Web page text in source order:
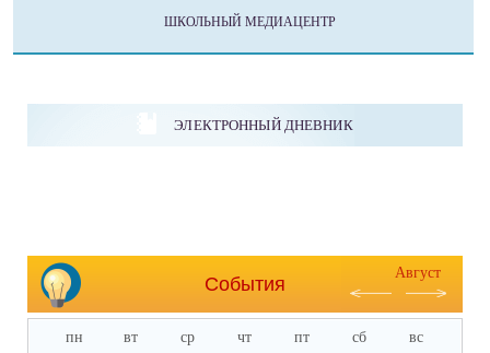
ШКОЛЬНЫЙ МЕДИАЦЕНТР
ЭЛЕКТРОННЫЙ ДНЕВНИК
События
Август
пн вт ср чт пт сб вс